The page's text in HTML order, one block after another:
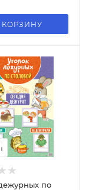
КОРЗИНУ
по